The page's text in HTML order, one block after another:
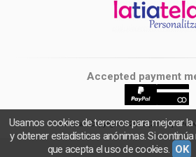
Accepted payment
latiatela- Copyright © 2026 [27021] -
Usamos cookies de terceros para mejorar la
y obtener estadísticas anónimas. Si
que acepta el uso de cookies. OK